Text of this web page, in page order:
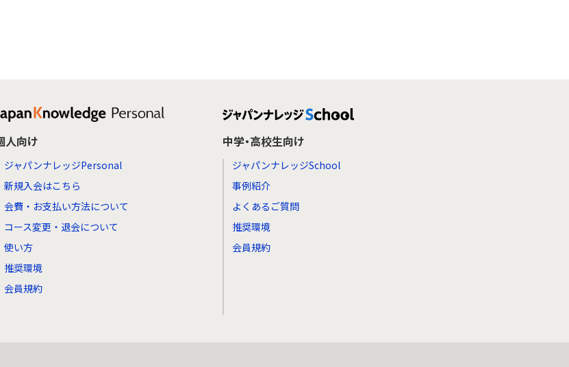
人向け
ジャパンナレッジPersonal
新規入会はこちら
会費・お支払い方法について
コース変更・退会について
使い方
推奨環境
会員規約
中学・高校生向け
ジャパンナレッジSchool
事例紹介
よくあるご質問
推奨環境
会員規約